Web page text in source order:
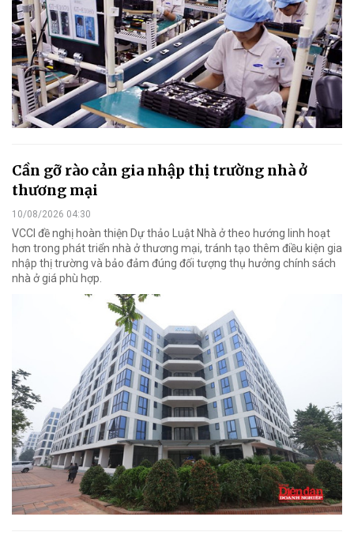
Cần gỡ rào cản gia nhập thị trường nhà ở
thương mại
10/08/2026 04:30
VCCI đề nghị hoàn thiện Dự thảo Luật Nhà ở theo hướng linh hoạt
hơn trong phát triển nhà ở thương mại, tránh tạo thêm điều kiện gia
nhập thị trường và bảo đảm đúng đối tượng thụ hưởng chính sách
nhà ở giá phù hợp.